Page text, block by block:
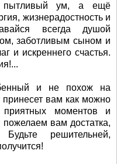
пытливый ум, а ещё
жизнерадостность и
всегда душой
заботливым сыном и
и искреннего счастья.
и не похож на
вам как можно
моментов и
вам достатка,
решительней,